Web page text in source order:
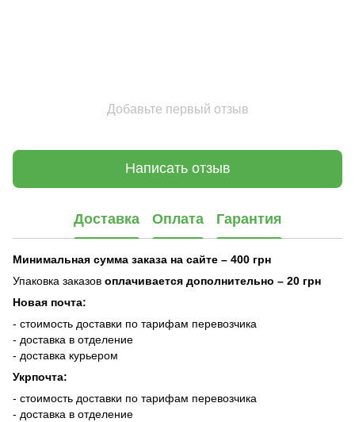
Добавьте первый отзыв
Написать отзыв
Доставка Оплата Гарантия
Минимальная сумма заказа на сайте – 400 грн
Упаковка заказов оплачивается дополнительно – 20 грн
Новая почта:
- стоимость доставки по тарифам перевозчика
- доставка в отделение
- доставка курьером
Укрпочта:
- стоимость доставки по тарифам перевозчика
- доставка в отделение